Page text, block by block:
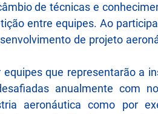
de técnicas e
entre equipes. Ao
de projeto
que representarão a
anualmente com
aeronáutica como por